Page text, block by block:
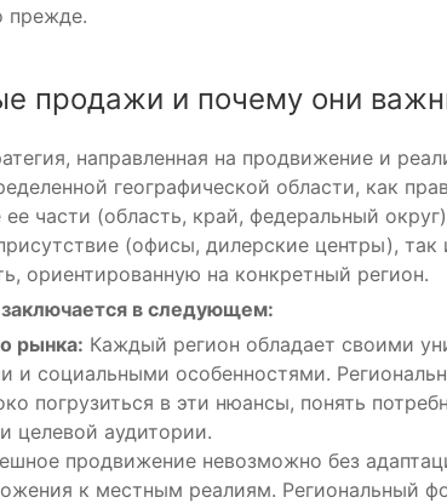
прежде.
продажи и почему они
направленная на продвижение и
географической области, как
части (область, край, федеральный
(офисы, дилерские центры), так
ориентированную на конкретный регион.
в следующем:
рынка: Каждый регион обладает своими
и социальными особенностями.
погрузиться в эти нюансы, понять
целевой аудитории.
продвижение невозможно без
к местным реалиям. Региональный